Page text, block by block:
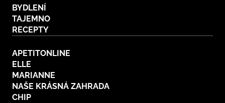
BYDLENÍ
TAJEMNO
RECEPTY
APETITONLINE
ELLE
MARIANNE
NAŠE KRÁSNÁ ZAHRADA
CHIP